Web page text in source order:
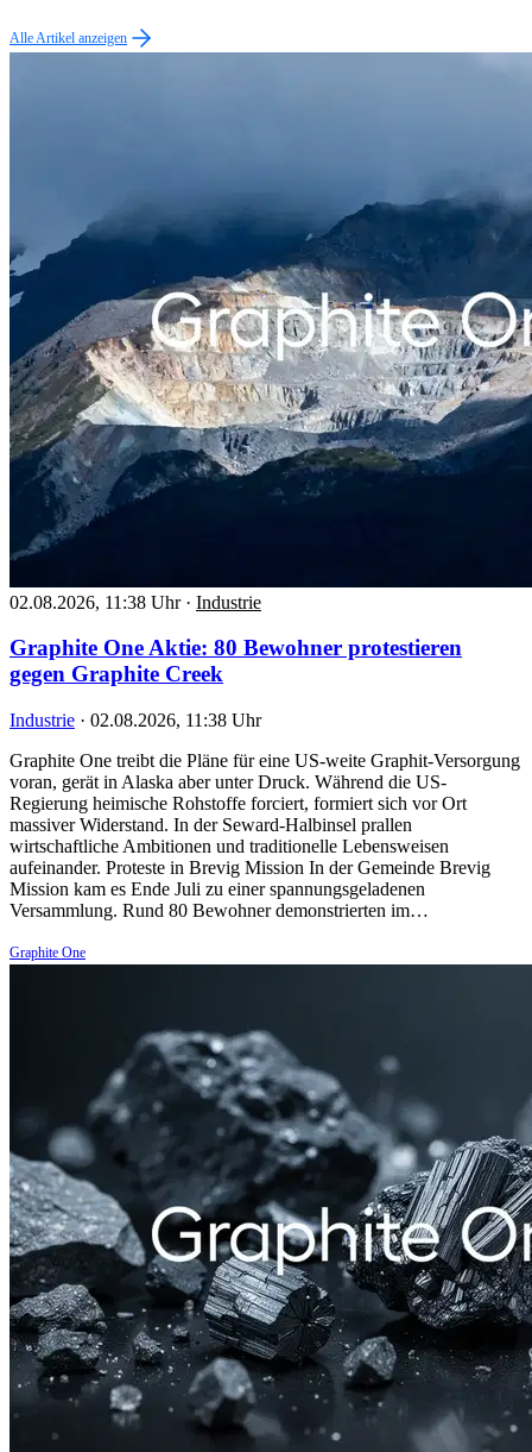
Alle Artikel anzeigen
02.08.2026, 11:38 Uhr · Industrie
Graphite One Aktie: 80 Bewohner protestieren
gegen Graphite Creek
Industrie · 02.08.2026, 11:38 Uhr
Graphite One treibt die Pläne für eine US-weite Graphit-Versorgung
voran, gerät in Alaska aber unter Druck. Während die US-
Regierung heimische Rohstoffe forciert, formiert sich vor Ort
massiver Widerstand. In der Seward-Halbinsel prallen
wirtschaftliche Ambitionen und traditionelle Lebensweisen
aufeinander. Proteste in Brevig Mission In der Gemeinde Brevig
Mission kam es Ende Juli zu einer spannungsgeladenen
Versammlung. Rund 80 Bewohner demonstrierten im…
Graphite One